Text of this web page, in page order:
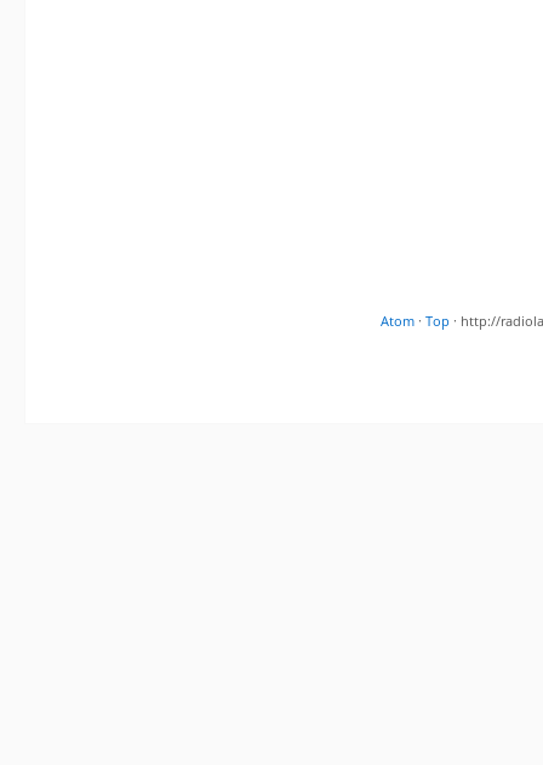
Atom · Top · http://